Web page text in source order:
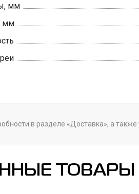
мм
мм
в разделе «Доставка», а
ТОВАРЫ